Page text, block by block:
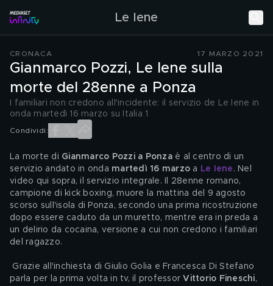
Le Iene
CRONACA 17 MARZO 2021
Gianmarco Pozzi, Le Iene sulla
morte del 28enne a Ponza
I familiari non credono all'incidente: il servizio de Le Iene in
onda martedì 16 marzo su Italia 1
Condividi:
La morte di Gianmarco Pozzi a Ponza è al centro di un
servizio andato in onda martedì 16 marzo a Le Iene . Nel
video qui sopra, il servizio integrale. Il 28enne romano,
campione di kick boxing, muore la mattina del 9 agosto
scorso sull'isola di Ponza, secondo una prima ricostruzione
dopo essere caduto da un muretto, mentre era in preda a
un delirio da cocaina, versione a cui non credono i familiari
del ragazzo.
parla per la prima volta in tv, il professor Vittorio Fineschi,